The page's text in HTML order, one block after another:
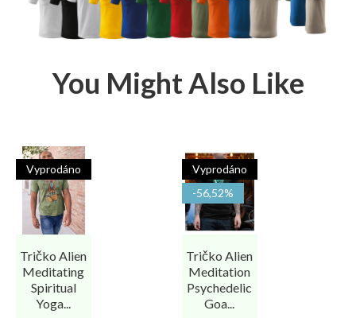
You Might Also Like
Tričko Alien
Meditating
Spiritual
Yoga...
Vyprodáno
Tričko Alien
Meditation
Psychedelic
Goa...
Vyprodáno
-56,52%